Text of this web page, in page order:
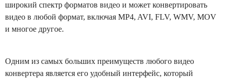
широкий спектр форматов видео и может конвертировать
видео в любой формат, включая MP4, AVI, FLV, WMV, MOV
и многое другое.
Одним из самых больших преимуществ любого видео
конвертера является его удобный интерфейс, который